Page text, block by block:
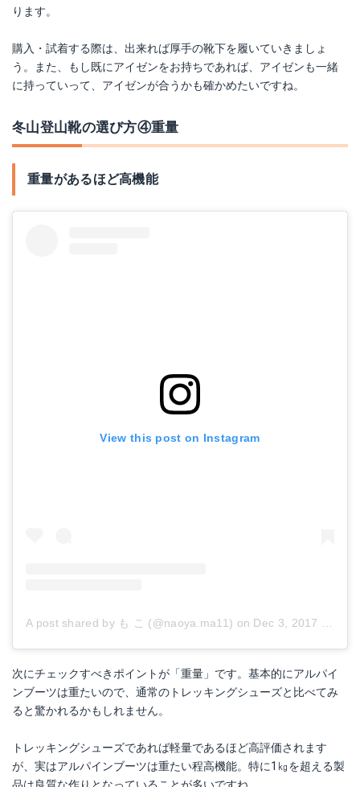
ります。
購入・試着する際は、出来れば厚手の靴下を履いていきましょ
う。また、もし既にアイゼンをお持ちであれば、アイゼンも一緒
に持っていって、アイゼンが合うかも確かめたいですね。
冬山登山靴の選び方④重量
重量があるほど高機能
View this post on Instagram
A post shared by も こ (@naoya.ma11) on Dec 3, 2017 at 5:45am PST
次にチェックすべきポイントが「重量」です。基本的にアルパイ
ンブーツは重たいので、通常のトレッキングシューズと比べてみ
ると驚かれるかもしれません。
トレッキングシューズであれば軽量であるほど高評価されます
が、実はアルパインブーツは重たい程高機能。特に1㎏を超える製